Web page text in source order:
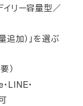
リー容量型／
追加）」を選ぶ
）
LINE・